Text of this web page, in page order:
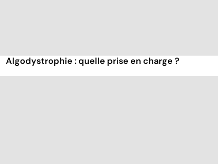
Algodystrophie : quelle prise en charge ?